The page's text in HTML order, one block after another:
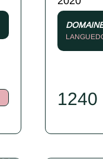
1240